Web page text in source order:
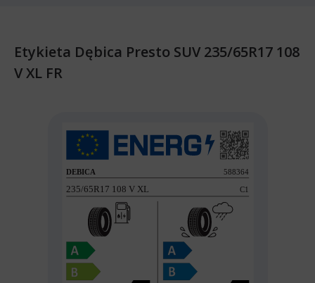
Etykieta Dębica Presto SUV 235/65R17 108
V XL FR